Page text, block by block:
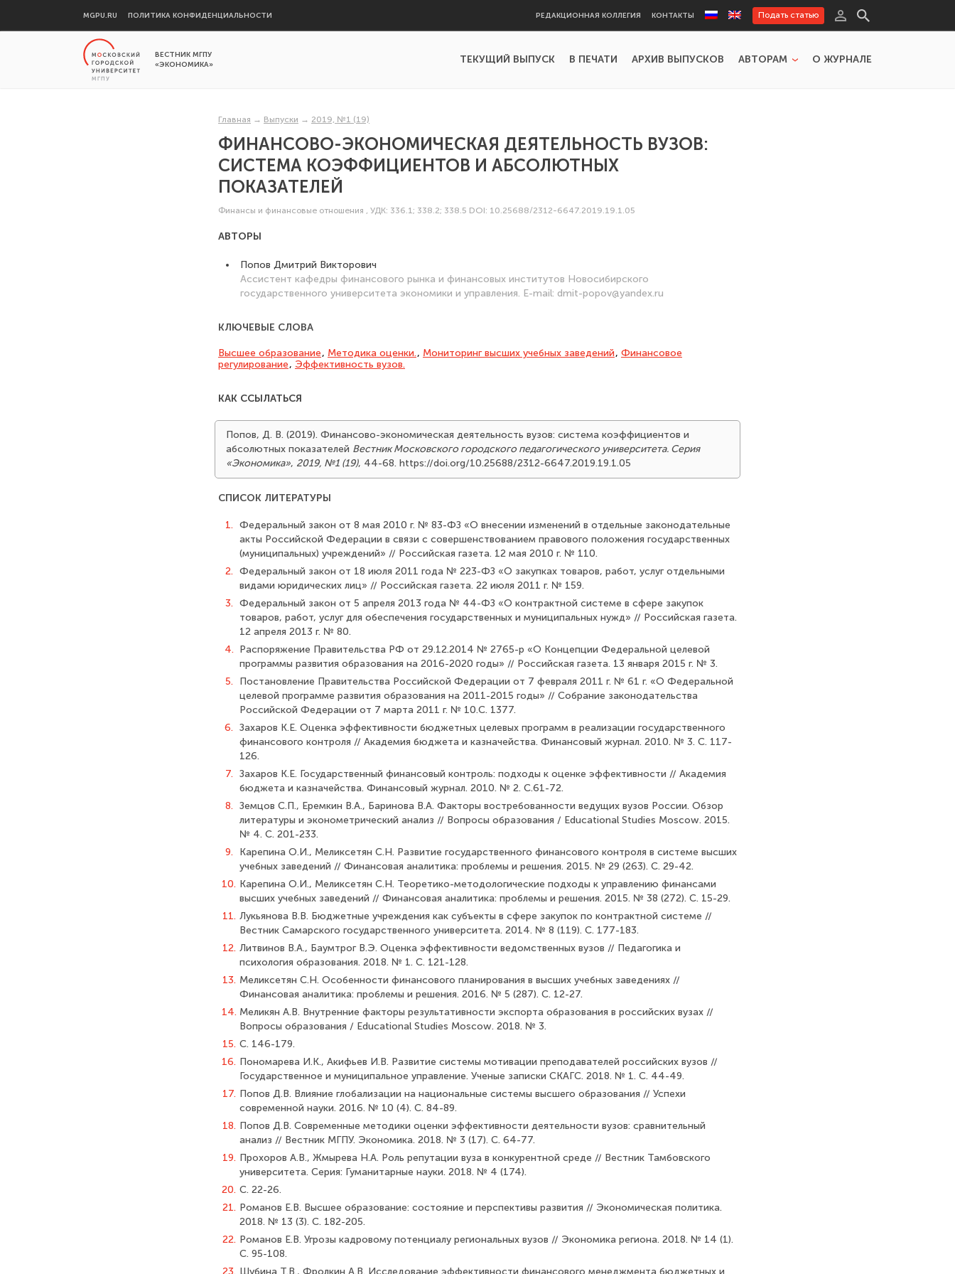
MGPU.RU ПОЛИТИКА КОНФИДЕНЦИАЛЬНОСТИ РЕДАКЦИОННАЯ КОЛЛЕГИЯ КОНТАКТЫ Подать статью
ВЕСТНИК МГПУ
«ЭКОНОМИКА»
ТЕКУЩИЙ ВЫПУСК В ПЕЧАТИ АРХИВ ВЫПУСКОВ АВТОРАМ О ЖУРНАЛЕ
Главная → Выпуски → 2019, №1 (19)
ФИНАНСОВО-ЭКОНОМИЧЕСКАЯ ДЕЯТЕЛЬНОСТЬ ВУЗОВ:
СИСТЕМА КОЭФФИЦИЕНТОВ И АБСОЛЮТНЫХ
ПОКАЗАТЕЛЕЙ
Финансы и финансовые отношения , УДК: 336.1; 338.2; 338.5 DOI: 10.25688/2312-6647.2019.19.1.05
АВТОРЫ
Попов Дмитрий Викторович
Ассистент кафедры финансового рынка и финансовых институтов Новосибирского
государственного университета экономики и управления. Е-mail: dmit-popov@yandex.ru
КЛЮЧЕВЫЕ СЛОВА
Высшее образование, Методика оценки., Мониторинг высших учебных заведений, Финансовое
регулирование, Эффективность вузов.
КАК ССЫЛАТЬСЯ
Попов, Д. В. (2019). Финансово-экономическая деятельность вузов: система коэффициентов и
абсолютных показателей Вестник Московского городского педагогического университета. Серия
«Экономика», 2019, №1 (19), 44-68. https://doi.org/10.25688/2312-6647.2019.19.1.05
СПИСОК ЛИТЕРАТУРЫ
1. Федеральный закон от 8 мая 2010 г. № 83-ФЗ «О внесении изменений в от­дельные законодательные
акты Российской Федерации в связи с совершенствованием правового положения государственных
(муниципальных) учреждений» // Российская газета. 12 мая 2010 г. № 110.
2. Федеральный закон от 18 июля 2011 года № 223-ФЗ «О закупках товаров, работ, услуг отдельными
видами юридических лиц» // Российская газета. 22 июля 2011 г. № 159.
3. Федеральный закон от 5 апреля 2013 года № 44-ФЗ «О контрактной системе в сфере закупок
товаров, работ, услуг для обеспечения государственных и муници­пальных нужд» // Российская газета.
12 апреля 2013 г. № 80.
4. Распоряжение Правительства РФ от 29.12.2014 № 2765-р «О Концепции Феде­ральной целевой
программы развития образования на 2016-2020 годы» // Российская газета. 13 января 2015 г. № 3.
5.
Постановление Правительства Российской Федерации от 7 февраля 2011 г. № 61 г. «О Федеральной
целевой программе развития образования на 2011-­2015 годы» // Собрание законодательства
Российской Федерации от 7 марта 2011 г. № 10.С. 1377.
6. Захаров К.Е. Оценка эффективности бюджетных целевых программ в реали­зации государственного
финансового контроля // Академия бюджета и казначейства. Финансовый журнал. 2010. № 3. С. 117-
126.
7. Захаров К.Е. Государственный финансовый контроль: подходы к оценке эф­фективности // Академия
бюджета и казначейства. Финансовый журнал. 2010. № 2. С.61-72.
8. Земцов С.П., Еремкин В.А., Баринова В.А. Факторы востребованности ведущих вузов России. Обзор
литературы и эконометрический анализ // Вопросы образования / Educational Studies Moscow. 2015.
№ 4. С. 201-233.
9.
Карепина О.И., Меликсетян С.Н. Развитие государственного финансового контроля в системе высших
учебных заведений // Финансовая аналитика: проблемы и решения. 2015. № 29 (263). С. 29-42.
10. Карепина О.И., Меликсетян С.Н. Теоретико-методологические подходы к управлению финансами
высших учебных заведений // Финансовая аналитика: проблемы и решения. 2015. № 38 (272). С. 15-29.
11. Лукьянова В.В. Бюджетные учреждения как субъекты в сфере закупок по контрактной системе //
Вестник Самарского государственного университета. 2014. № 8 (119). С. 177-183.
12. Литвинов В.А., Баумтрог В.Э. Оценка эффективности ведомственных вузов // Педагогика и
психология образования. 2018. № 1. С. 121-128.
13. Меликсетян С.Н. Особенности финансового планирования в высших учебных заведениях //
Финансовая аналитика: проблемы и решения. 2016. № 5 (287). С. 12-27.
14. Меликян А.В. Внутренние факторы результативности экспорта образования в российских вузах //
Вопросы образования / Educational Studies Moscow. 2018. № 3.
15. С. 146-179.
16. Пономарева И.К., Акифьев И.В. Развитие системы мотивации преподавателей российских вузов //
Государственное и муниципальное управление. Ученые записки СКАГС. 2018. № 1. С. 44-49.
17. Попов Д.В. Влияние глобализации на национальные системы высшего обра­зования // Успехи
современной науки. 2016. № 10 (4). С. 84-89.
18. Попов Д.В. Современные методики оценки эффективности деятельности ву­зов: сравнительный
анализ // Вестник МГПУ. Экономика. 2018. № 3 (17). С. 64-77.
19. Прохоров А.В., Жмырева Н.А. Роль репутации вуза в конкурентной среде // Вестник Тамбовского
университета. Серия: Гуманитарные науки. 2018. № 4 (174).
20. С. 22-26.
21. Романов Е.В. Высшее образование: состояние и перспективы развития // Экономическая политика.
2018. № 13 (3). С. 182-205.
22. Романов Е.В. Угрозы кадровому потенциалу региональных вузов // Экономика региона. 2018. № 14 (1).
С. 95-108.
23. Шубина Т.В., Фролкин А.В. Исследование эффективности финансового ме­неджмента бюджетных и